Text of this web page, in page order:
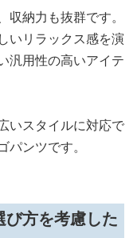
納力も抜群です。
いリラックス感を演
汎用性の高いアイテ
いスタイルに対応で
ンツです。
方を考慮した